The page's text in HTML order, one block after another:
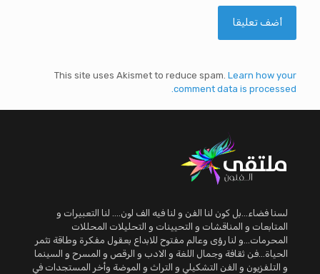
This site uses Akismet to reduce spam. Learn how your
comment data is processed.
لسنا فضاء...بل كون لنا الفن و لنا فيه الف لون.... لنا التعبيرات و
المتابعات و المناقشات و التحيينات و التحليلات المحللات
المحرمات...و لنا رؤى وعالم مفتوح للابداع بعقول مفكرة وطاقة تثمر
الحياة...فن ثقافة وجمال اللغة و الادب و الرقص و المسرح و السينما
و التلفزيون و الفن التشكيلي و التراث و الموضة وأخر المستجدات في